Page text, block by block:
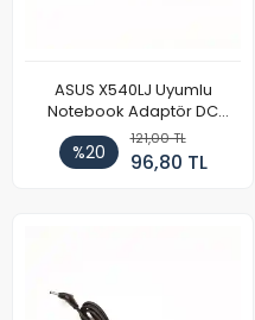
ASUS X540LJ Uyumlu
Notebook Adaptör DC
Power Kablosu
%20
121,00 TL
96,80 TL